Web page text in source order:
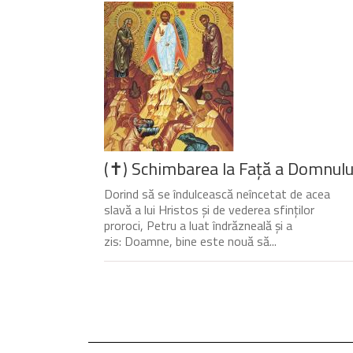
(✝) Schimbarea la Față a
Dorind să se îndulcească neîncetat de acea
slavă a lui Hristos și de vederea sfinților
proroci, Petru a luat îndrăzneală și a
zis: Doamne, bine este nouă să...